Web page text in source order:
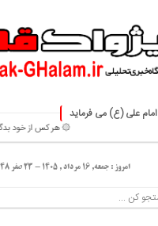
امام علی (ع) می فرماید
۞ هر کس از خود بدگویی و انتقاد کند٬خود را اصلاح کرده و هر کس خودستایی نماید٬ پس به تحقیق
امروز : جمعه, ۱۶ مرداد , ۱۴۰۵ - 23 صفر 1448